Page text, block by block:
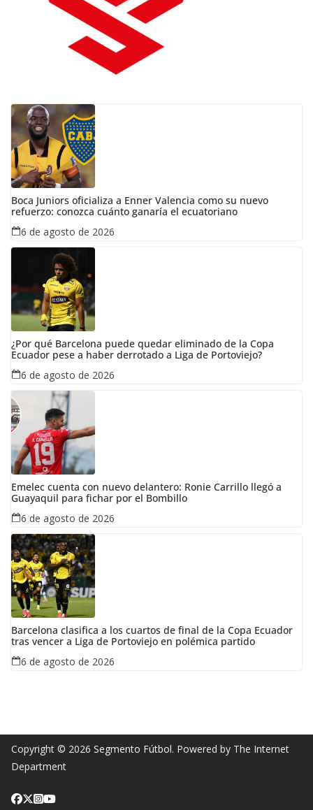
Boca Juniors oficializa a Enner Valencia como su nuevo
refuerzo: conozca cuánto ganaría el ecuatoriano
6 de agosto de 2026
¿Por qué Barcelona puede quedar eliminado de la Copa
Ecuador pese a haber derrotado a Liga de Portoviejo?
6 de agosto de 2026
Emelec cuenta con nuevo delantero: Ronie Carrillo llegó a
Guayaquil para fichar por el Bombillo
6 de agosto de 2026
Barcelona clasifica a los cuartos de final de la Copa Ecuador
tras vencer a Liga de Portoviejo en polémica partido
6 de agosto de 2026
Copyright © 2026 Segmento Fútbol. Powered by The Internet
Department